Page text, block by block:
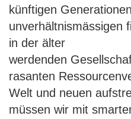
künftigen
unverhältnismässigen
in der älter
werdenden
rasanten
Welt und neuen
müssen wir mit